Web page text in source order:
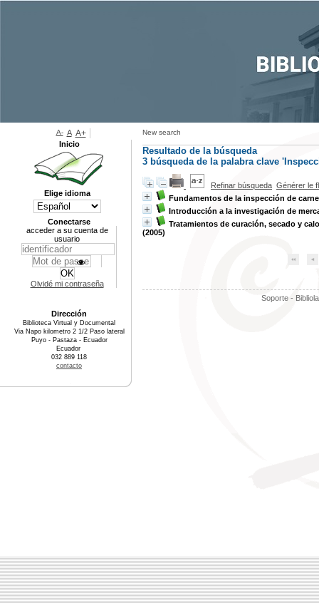
New search
Resultado de la búsqueda
3 búsqueda de la palabra clave
Refinar búsqueda Générer le
Fundamentos de la inspección de
Introducción a la investigación de
Tratamientos de curación, secado y
(2005)
Soporte -
A- A A+
Inicio
Elige idioma
Conectarse
acceder a su cuenta de
usuario
Olvidé mi contraseña
Dirección
Biblioteca Virtual y Documental
Via Napo kilometro 2 1/2 Paso lateral
Puyo - Pastaza - Ecuador
Ecuador
032 889 118
contacto